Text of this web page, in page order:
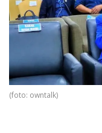
(foto: owntalk)